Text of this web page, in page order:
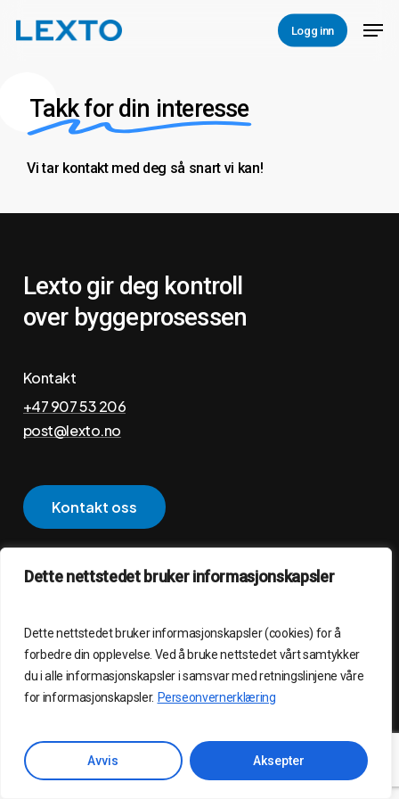
Dette nettstedet bruker informasjonskapsler
Dette nettstedet bruker informasjonskapsler (cookies) for å
forbedre din opplevelse. Ved å bruke nettstedet vårt samtykker
du i alle informasjonskapsler i samsvar med retningslinjene våre
for informasjonskapsler. Perseonvernerklæring
Avvis Aksepter
Logg inn
Takk for din interesse
Vi tar kontakt med deg så snart vi kan!
Lexto gir deg kontroll
over byggeprosessen
Kontakt
+47 907 53 206
post@lexto.no
Kontakt oss
Personvernerklæring
©2026LEXTO AS – Laget av WebCraft AS